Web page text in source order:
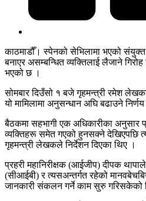
काठमाडौँ। स्पेनको सेभिलामा भएको संयुक्त
बनाएर असम्बन्धित व्यक्तिलाई लैजाने
भएको छ ।
सोमबार दिउँसो १ बजे गृहमन्त्री रमेश
यो मामिलामा अनुसन्धान अघि बढाउने
बैठकमा सहभागी एक अधिकारीका अनुसार
व्यक्तिहरू समेत गएको हुनसक्ने देखिएपछि
गृहमन्त्री लेखकले निर्देशन दिएका थिए ।
प्रहरी महानिरीक्षक (आईजीप) दीपक
(सीआईबी) र त्यसअन्तर्गत रहेको
जानकारी संकलन गर्ने काम सुरु गरिसकेको